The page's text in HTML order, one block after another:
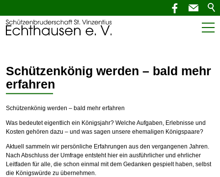
Aktuelles
SchützenNEWS
Termine
Verein
Service
Schützenkönig werden – bald mehr
erfahren
Schützenkönig werden – bald mehr erfahren
Was bedeutet eigentlich ein Königsjahr? Welche Aufgaben, Erlebnisse und
Kosten gehören dazu – und was sagen unsere ehemaligen Königspaare?
Aktuell sammeln wir persönliche Erfahrungen aus den vergangenen Jahren.
Nach Abschluss der Umfrage entsteht hier ein ausführlicher und ehrlicher
Leitfaden für alle, die schon einmal mit dem Gedanken gespielt haben, selbst
die Königswürde zu übernehmen.